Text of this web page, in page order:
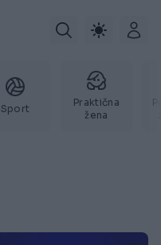
Sport
Praktična
žena